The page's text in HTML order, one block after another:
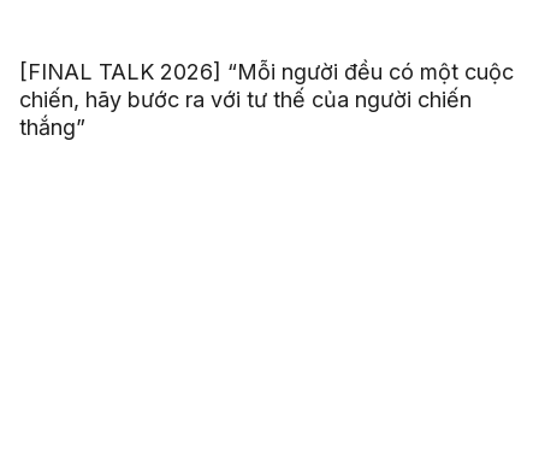
[FINAL TALK 2026] “Mỗi người đều có một cuộc
chiến, hãy bước ra với tư thế của người chiến
thắng”